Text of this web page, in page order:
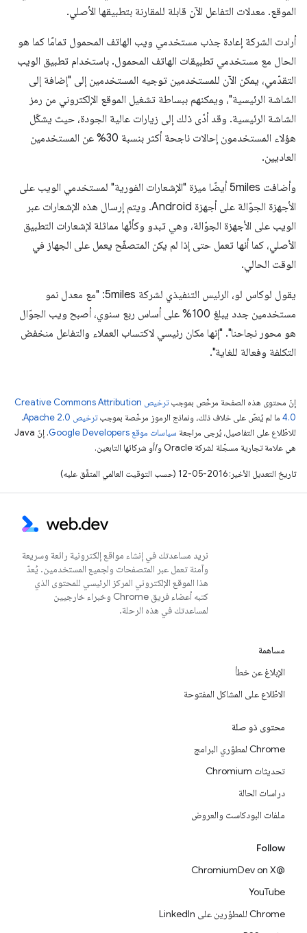
الموقع. معدلات التفاعل الآن قابلة للمقارنة بتطبيقها الأصلي.
أرادت الشركة إعادة جذب مستخدمي ويب الهاتف المحمول تمامًا كما هو
الحال مع مستخدمي تطبيقات الهاتف المحمول. باستخدام تطبيق الويب
التقدّمي، يمكن الآن للمستخدمين توجيه المستخدمين إلى "إضافة إلى
الشاشة الرئيسية"، ويمكنهم ببساطة تشغيل الموقع الإلكتروني من رمز
الشاشة الرئيسية. وقد أدّى ذلك إلى زيارات عالية الجودة، حيث يشكّل
هؤلاء المستخدمون إحالات ناجحة أكثر بنسبة 30% عن المستخدمين
العاديين.
وأضافت 5miles أيضًا ميزة "الإشعارات الفورية" لمستخدمي الويب على
الأجهزة الجوّالة على أجهزة Android. ويتم إرسال هذه الإشعارات عبر
الويب على الأجهزة الجوّالة، وهي تبدو وكأنّها مماثلة لإشعارات التطبيق
الأصلي، كما أنها تعمل حتى إذا لم يكن المتصفّح يعمل على الجهاز في
الوقت الحالي.
يقول لوكاس لو، الرئيس التنفيذي لشركة 5miles: "مع معدل نمو
مستخدمين جدد يبلغ 100% على أساس ربع سنوي، أصبح ويب الجوّال
هو محور نجاحنا". "إنها مكان رئيسي لاكتساب العملاء والتفاعل منخفض
التكلفة وفعالة للغاية".
إنّ محتوى هذه الصفحة مرخّص بموجب
ترخيص Creative Commons Attribution
4.0‏ ما لم يُنصّ على خلاف ذلك، ونماذج الرموز مرخّصة بموجبترخيص Apache 2.0‏
.
للاطّلاع على التفاصيل، يُرجى مراجعة سياسات موقع Google Developers‏
. إنّ Java
هي علامة تجارية مسجَّلة لشركة Oracle و/أو شركائها التابعين.
تاريخ التعديل الأخير: 2016-05-12 (حسب التوقيت العالمي المتفَّق عليه)
نريد مساعدتك في إنشاء مواقع إلكترونية رائعة وسريعة
وآمنة تعمل عبر المتصفحات ولجميع المستخدمين. يُعدّ
هذا الموقع الإلكتروني المركز الرئيسي للمحتوى الذي
كتبه أعضاء فريق Chrome وخبراء خارجيين
لمساعدتك في هذه الرحلة.
مساهمة
الإبلاغ عن خطأ
الاطّلاع على المشاكل المفتوحة
محتوى ذو صلة
Chrome لمطوّري البرامج
تحديثات Chromium
دراسات الحالة
ملفات البودكاست والعروض
Follow
@ChromiumDev on X
YouTube
Chrome للمطوّرين على LinkedIn